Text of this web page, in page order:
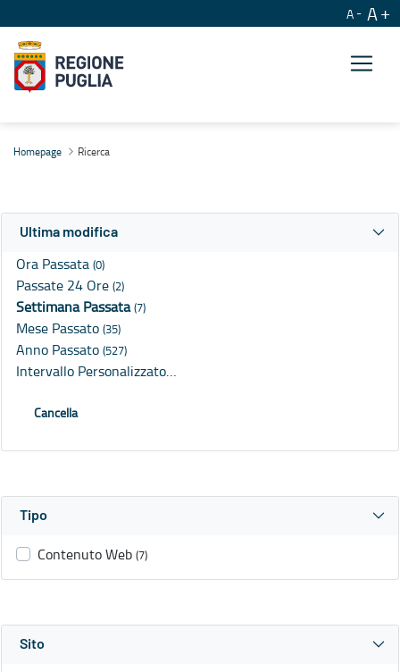
A A
Homepage Ricerca
Ultima modifica
Ora Passata (0)
Passate 24 Ore (2)
Settimana Passata(7)
Mese Passato (35)
Anno Passato (527)
Intervallo Personalizzato…
Cancella
Tipo
Contenuto Web (7)
Sito